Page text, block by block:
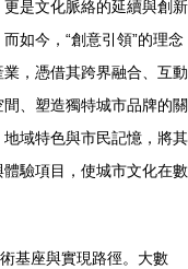
是文化脈絡的延續與創新
如今，“創意引領”的理念
，憑借其跨界融合、互動
、塑造獨特城市品牌的關
域特色與市民記憶，將其
驗項目，使城市文化在數
基座與實現路徑。大數